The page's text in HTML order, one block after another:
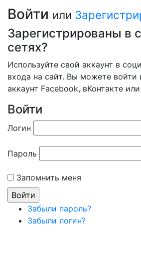
Войти или
Зарегистрированы в
сетях?
Используйте свой аккаунт в
входа на сайт. Вы можете войти
аккаунт Facebook, вКонтакте
Войти
Логин
Пароль
Запомнить меня
Забыли пароль?
Забыли логин?